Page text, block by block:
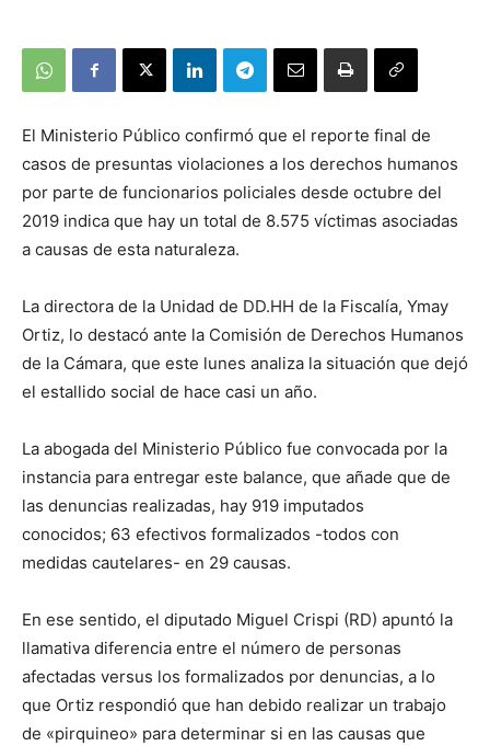
El Ministerio Público confirmó que el reporte final de
casos de presuntas violaciones a los derechos humanos
por parte de funcionarios policiales desde octubre del
2019 indica que hay un total de 8.575 víctimas asociadas
a causas de esta naturaleza.
La directora de la Unidad de DD.HH de la Fiscalía, Ymay
Ortiz, lo destacó ante la Comisión de Derechos Humanos
de la Cámara, que este lunes analiza la situación que dejó
el estallido social de hace casi un año.
La abogada del Ministerio Público fue convocada por la
instancia para entregar este balance, que añade que de
las denuncias realizadas, hay 919 imputados
conocidos; 63 efectivos formalizados -todos con
medidas cautelares- en 29 causas.
En ese sentido, el diputado Miguel Crispi (RD) apuntó la
llamativa diferencia entre el número de personas
afectadas versus los formalizados por denuncias, a lo
que Ortiz respondió que han debido realizar un trabajo
de «pirquineo» para determinar si en las causas que